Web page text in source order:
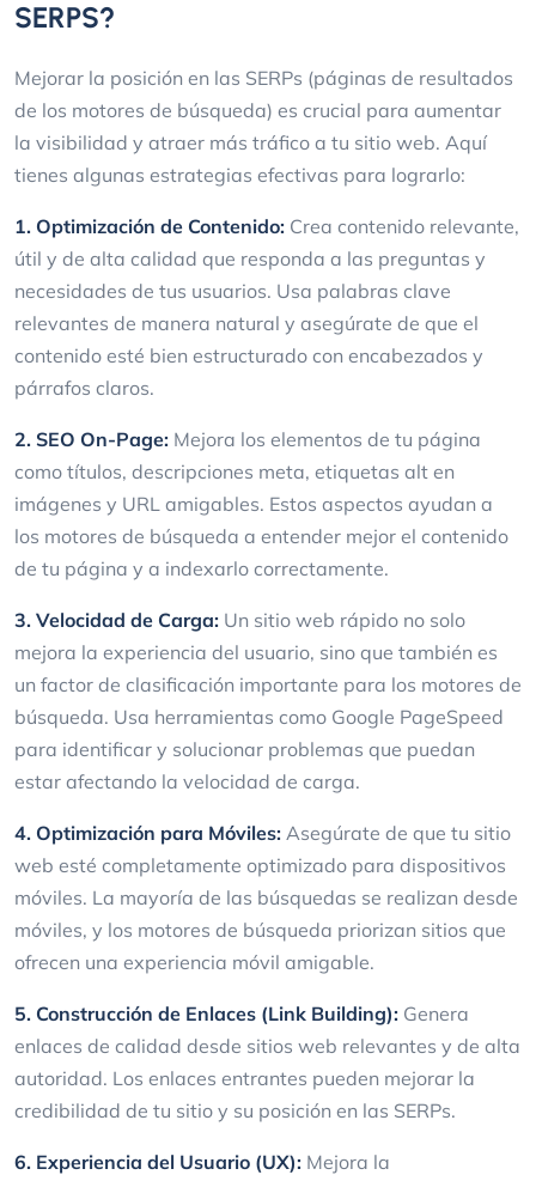
SERPS?
Mejorar la posición en las SERPs (páginas de resultados
de los motores de búsqueda) es crucial para aumentar
la visibilidad y atraer más tráfico a tu sitio web. Aquí
tienes algunas estrategias efectivas para lograrlo:
1. Optimización de Contenido: Crea contenido relevante,
útil y de alta calidad que responda a las preguntas y
necesidades de tus usuarios. Usa palabras clave
relevantes de manera natural y asegúrate de que el
contenido esté bien estructurado con encabezados y
párrafos claros.
2. SEO On-Page: Mejora los elementos de tu página
como títulos, descripciones meta, etiquetas alt en
imágenes y URL amigables. Estos aspectos ayudan a
los motores de búsqueda a entender mejor el contenido
de tu página y a indexarlo correctamente.
3. Velocidad de Carga: Un sitio web rápido no solo
mejora la experiencia del usuario, sino que también es
un factor de clasificación importante para los motores de
búsqueda. Usa herramientas como Google PageSpeed
para identificar y solucionar problemas que puedan
estar afectando la velocidad de carga.
4. Optimización para Móviles: Asegúrate de que tu sitio
web esté completamente optimizado para dispositivos
móviles. La mayoría de las búsquedas se realizan desde
móviles, y los motores de búsqueda priorizan sitios que
ofrecen una experiencia móvil amigable.
5. Construcción de Enlaces (Link Building): Genera
enlaces de calidad desde sitios web relevantes y de alta
autoridad. Los enlaces entrantes pueden mejorar la
credibilidad de tu sitio y su posición en las SERPs.
6. Experiencia del Usuario (UX): Mejora la